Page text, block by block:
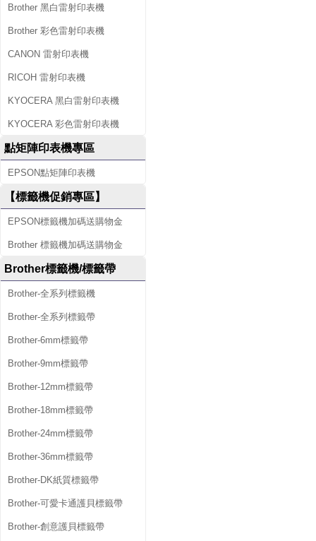
Brother 黑白雷射印表機
Brother 彩色雷射印表機
CANON 雷射印表機
RICOH 雷射印表機
KYOCERA 黑白雷射印表機
KYOCERA 彩色雷射印表機
點矩陣印表機專區
EPSON點矩陣印表機
【標籤機促銷專區】
EPSON標籤機加碼送購物金
Brother 標籤機加碼送購物金
Brother標籤機/標籤帶
Brother-全系列標籤機
Brother-全系列標籤帶
Brother-6mm標籤帶
Brother-9mm標籤帶
Brother-12mm標籤帶
Brother-18mm標籤帶
Brother-24mm標籤帶
Brother-36mm標籤帶
Brother-DK紙質標籤帶
Brother-可愛卡通護貝標籤帶
Brother-創意護貝標籤帶